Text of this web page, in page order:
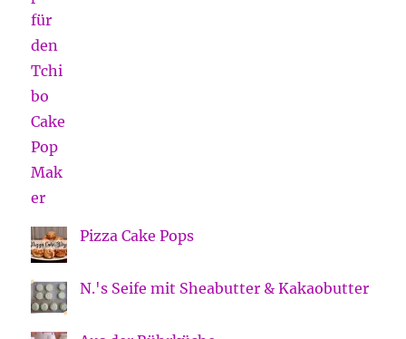
Pizza Cake Pops
N.'s Seife mit Sheabutter & Kakaobutter